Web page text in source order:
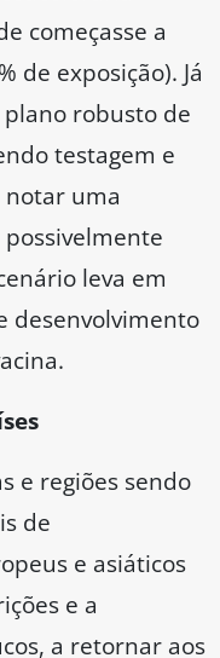
começasse a
de exposição). Já
robusto de
testagem e
uma
leva em
desenvolvimento
e regiões sendo
de
e asiáticos
e a
a retornar aos